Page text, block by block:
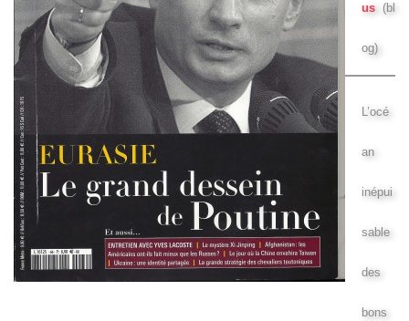
us (bl
og)
L’océ
an
inépui
sable
des
bons